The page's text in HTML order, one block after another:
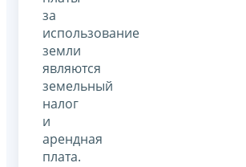
за
использование
земли
являются
земельный
налог
и
арендная
плата.